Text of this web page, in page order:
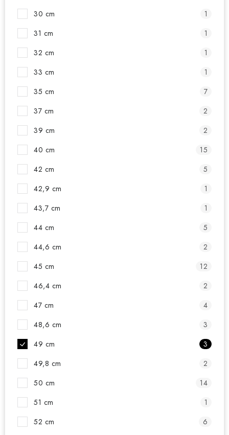
30 cm
1
31 cm
1
32 cm
1
33 cm
1
35 cm
7
37 cm
2
39 cm
2
40 cm
15
42 cm
5
42,9 cm
1
43,7 cm
1
44 cm
5
44,6 cm
2
45 cm
12
46,4 cm
2
47 cm
4
48,6 cm
3
49 cm
3
49,8 cm
2
50 cm
14
51 cm
1
52 cm
6